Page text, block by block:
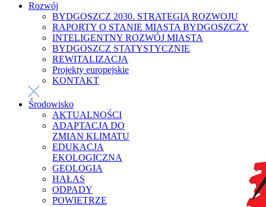
Rozwój
BYDGOSZCZ 2030. STRATEGIA ROZWOJU
RAPORTY O STANIE MIASTA BYDGOSZCZY
INTELIGENTNY ROZWÓJ MIASTA
BYDGOSZCZ STATYSTYCZNIE
REWITALIZACJA
Projekty europejskie
KONTAKT
Środowisko
AKTUALNOŚCI
ADAPTACJA DO
ZMIAN KLIMATU
EDUKACJA
EKOLOGICZNA
GEOLOGIA
HAŁAS
ODPADY
POWIETRZE